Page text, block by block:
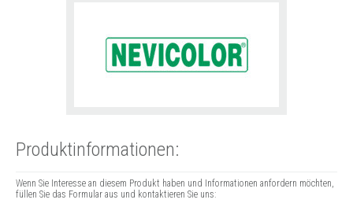
Produktinformationen:
Wenn Sie Interesse an diesem Produkt haben und Informationen anfordern möchten,
füllen Sie das Formular aus und kontaktieren Sie uns: